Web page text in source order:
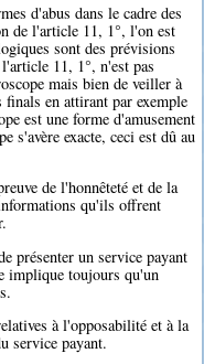
d'abus dans le cadre des
de l'article 11, 1°, l'on est
sont des prévisions
11, 1°, n'est pas
mais bien de veiller à
en attirant par exemple
est une forme d'amusement
s'avère exacte, ceci est dû au
de l'honnêteté et de la
qu'ils offrent
présenter un service payant
implique toujours qu'un
à l'opposabilité et à la
service payant.